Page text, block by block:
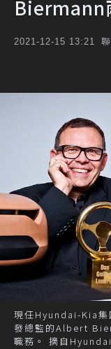
Biermann
2021-12-15 13:21
現任Hyundai-Kia
發總監的Albert
職務。 摘自